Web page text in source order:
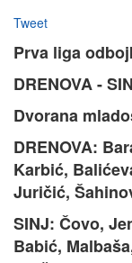
Tweet
Prva liga
DRENOVA -
Dvorana
DRENOVA:
Karbić,
Juričić,
SINJ: Čovo,
Babić,